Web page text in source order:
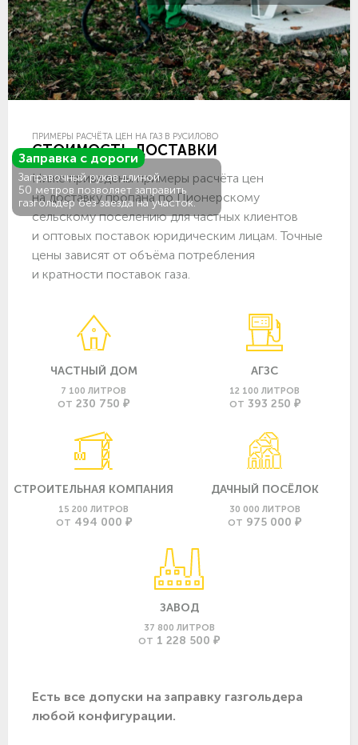
Заправка с дороги
Заправочный рукав длиной
50 метров позволяет заправить
газгольдер без заезда на участок.
ПРИМЕРЫ РАСЧЁТА ЦЕН НА ГАЗ В РУСИЛОВО
СТОИМОСТЬ ДОСТАВКИ
Ниже приведены примеры расчёта цен
на доставку пропана по Пионерскому
сельскому поселению для частных клиентов
и оптовых поставок юридическим лицам. Точные
цены зависят от объёма потребления
и кратности поставок газа.
ЧАСТНЫЙ ДОМ
7 100 ЛИТРОВ
ОТ 230 750 ₽
АГЗС
12 100 ЛИТРОВ
ОТ 393 250 ₽
СТРОИТЕЛЬНАЯ КОМПАНИЯ
15 200 ЛИТРОВ
ОТ 494 000 ₽
ДАЧНЫЙ ПОСЁЛОК
30 000 ЛИТРОВ
ОТ 975 000 ₽
ЗАВОД
37 800 ЛИТРОВ
ОТ 1 228 500 ₽
Есть все допуски нa заправку газгольдера
любой конфигурации.